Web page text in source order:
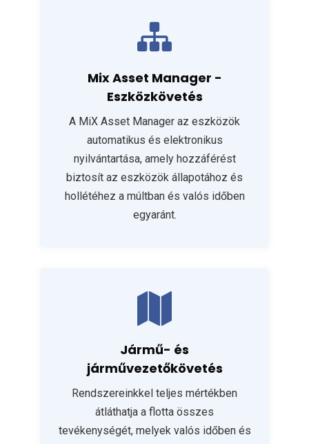
Mix Asset Manager -
Eszközkövetés
A MiX Asset Manager az eszközök
automatikus és elektronikus
nyilvántartása, amely hozzáférést
biztosít az eszközök állapotához és
hollétéhez a múltban és valós időben
egyaránt.
Jármű- és
járművezetőkövetés
Rendszereinkkel teljes mértékben
átláthatja a flotta összes
tevékenységét, melyek valós időben és